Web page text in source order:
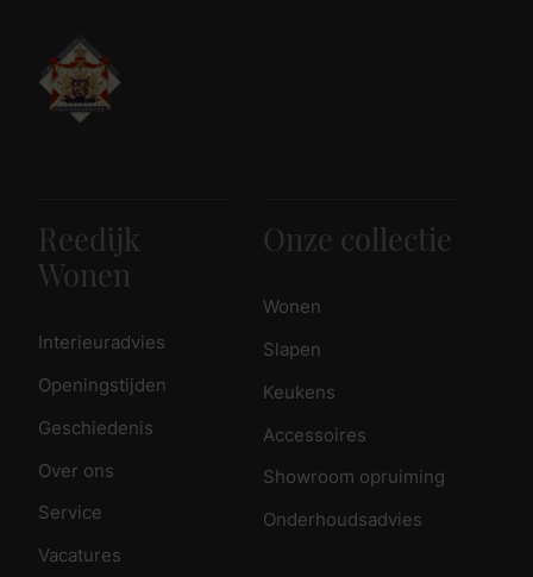
Reedijk
Wonen
Interieuradvies
Openingstijden
Geschiedenis
Over ons
Service
Vacatures
Onze collectie
Wonen
Slapen
Keukens
Accessoires
Showroom opruiming
Onderhoudsadvies